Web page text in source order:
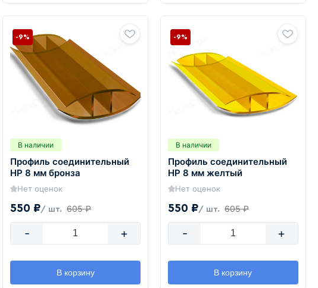
В наличии
Профиль соединительный
HP 8 мм бронза
Нет оценок
550 ₽/ шт. 605 ₽
-9%
- +
В корзину
В наличии
Профиль соединительный
HP 8 мм желтый
Нет оценок
550 ₽/ шт. 605 ₽
-9%
- +
В корзину